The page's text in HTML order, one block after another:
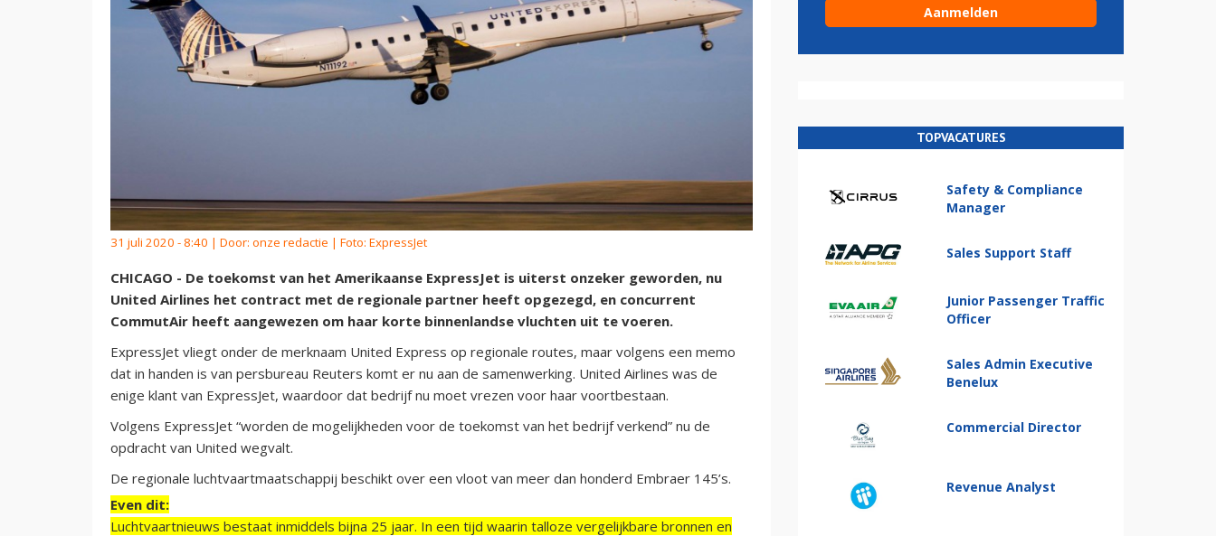
31 juli 2020 - 8:40 | Door: onze redactie | Foto: ExpressJet
CHICAGO - De toekomst van het Amerikaanse ExpressJet is uiterst onzeker geworden, nu
United Airlines het contract met de regionale partner heeft opgezegd, en concurrent
CommutAir heeft aangewezen om haar korte binnenlandse vluchten uit te voeren.
ExpressJet vliegt onder de merknaam United Express op regionale routes, maar volgens een memo
dat in handen is van persbureau Reuters komt er nu aan de samenwerking. United Airlines was de
enige klant van ExpressJet, waardoor dat bedrijf nu moet vrezen voor haar voortbestaan.
Volgens ExpressJet “worden de mogelijkheden voor de toekomst van het bedrijf verkend” nu de
opdracht van United wegvalt.
De regionale luchtvaartmaatschappij beschikt over een vloot van meer dan honderd Embraer 145’s.
Even dit:
Luchtvaartnieuws bestaat inmiddels bijna 25 jaar. In een tijd waarin talloze vergelijkbare bronnen en
TOPVACATURES
Safety & Compliance
Manager
Sales Support Staff
Junior Passenger Traffic
Officer
Sales Admin Executive
Benelux
Commercial Director
Revenue Analyst